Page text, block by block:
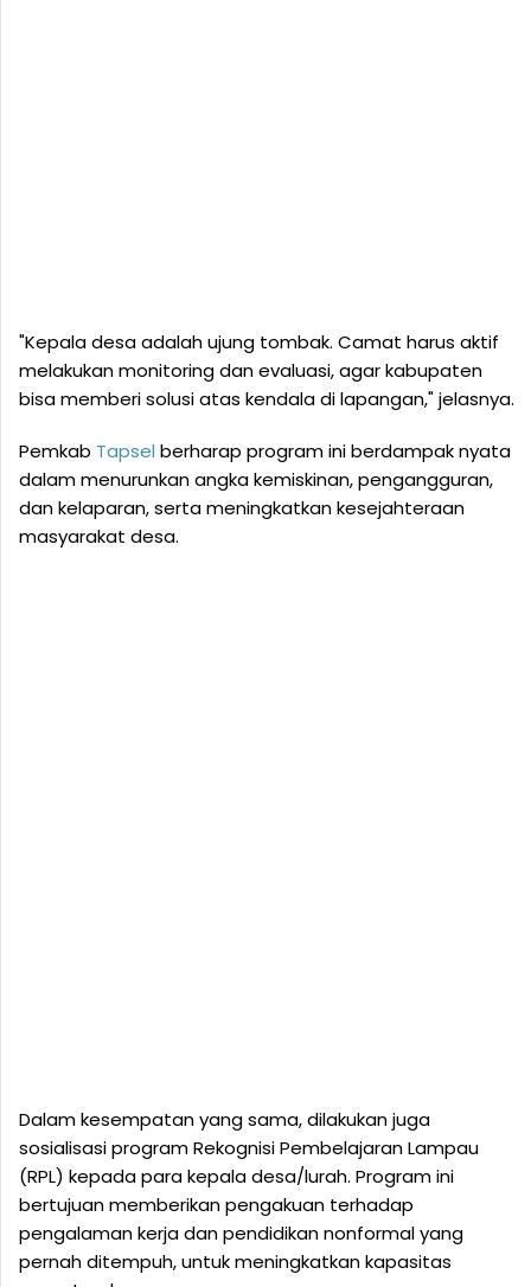
"Kepala desa adalah ujung tombak. Camat harus aktif
melakukan monitoring dan evaluasi, agar kabupaten
bisa memberi solusi atas kendala di lapangan," jelasnya.
Pemkab Tapsel berharap program ini berdampak nyata
dalam menurunkan angka kemiskinan, pengangguran,
dan kelaparan, serta meningkatkan kesejahteraan
masyarakat desa.
Dalam kesempatan yang sama, dilakukan juga
sosialisasi program Rekognisi Pembelajaran Lampau
(RPL) kepada para kepala desa/lurah. Program ini
bertujuan memberikan pengakuan terhadap
pengalaman kerja dan pendidikan nonformal yang
pernah ditempuh, untuk meningkatkan kapasitas